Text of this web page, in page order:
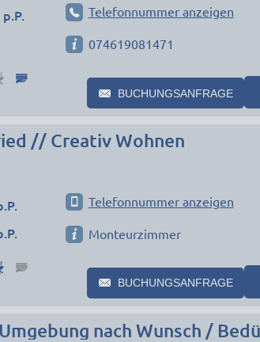
Telefonnummer anzeigen
074619081471
BUCHUNGSANFRAGE
// Creativ Wohnen
Telefonnummer anzeigen
Monteurzimmer
BUCHUNGSANFRAGE